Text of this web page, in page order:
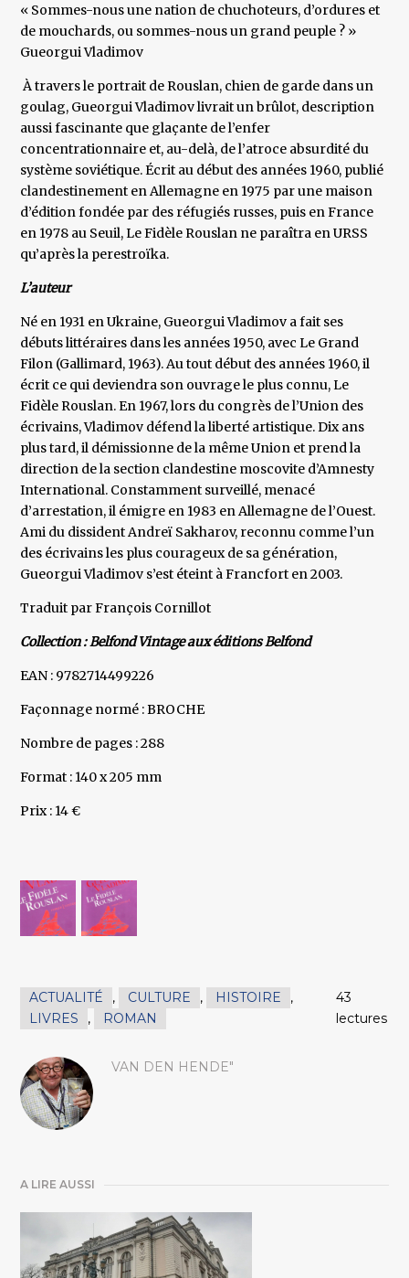
« Sommes-nous une nation de chuchoteurs, d’ordures et
de mouchards, ou sommes-nous un grand peuple ? »
Gueorgui Vladimov
À travers le portrait de Rouslan, chien de garde dans un
goulag, Gueorgui Vladimov livrait un brûlot, description
aussi fascinante que glaçante de l’enfer
concentrationnaire et, au-delà, de l’atroce absurdité du
système soviétique. Écrit au début des années 1960, publié
clandestinement en Allemagne en 1975 par une maison
d’édition fondée par des réfugiés russes, puis en France
en 1978 au Seuil, Le Fidèle Rouslan ne paraîtra en URSS
qu’après la perestroïka.
L’auteur
Né en 1931 en Ukraine, Gueorgui Vladimov a fait ses
débuts littéraires dans les années 1950, avec Le Grand
Filon (Gallimard, 1963). Au tout début des années 1960, il
écrit ce qui deviendra son ouvrage le plus connu, Le
Fidèle Rouslan. En 1967, lors du congrès de l’Union des
écrivains, Vladimov défend la liberté artistique. Dix ans
plus tard, il démissionne de la même Union et prend la
direction de la section clandestine moscovite d’Amnesty
International. Constamment surveillé, menacé
d’arrestation, il émigre en 1983 en Allemagne de l’Ouest.
Ami du dissident Andreï Sakharov, reconnu comme l’un
des écrivains les plus courageux de sa génération,
Gueorgui Vladimov s’est éteint à Francfort en 2003.
Traduit par François Cornillot
Collection : Belfond Vintage aux éditions Belfond
EAN : 9782714499226
Façonnage normé : BROCHE
Nombre de pages : 288
Format : 140 x 205 mm
Prix : 14 €
ACTUALITÉ , CULTURE , HISTOIRE
,
LIVRES
, ROMAN
43
lectures
VAN DEN HENDE"
A LIRE AUSSI